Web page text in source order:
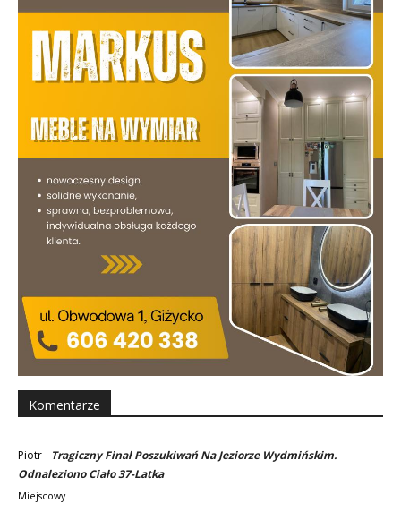
Komentarze
Piotr- Tragiczny Finał Poszukiwań Na Jeziorze Wydmińskim.
Odnaleziono Ciało 37-Latka
Miejscowy